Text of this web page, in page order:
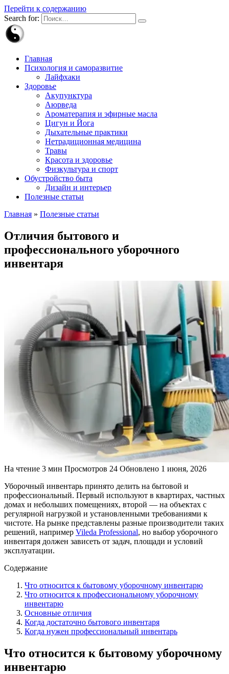
Перейти к содержанию
Search for:
Главная
Психология и саморазвитие
Лайфхаки
Здоровье
Акупунктура
Аюрведа
Ароматерапия и эфирные масла
Цигун и Йога
Дыхательные практики
Нетрадиционная медицина
Травы
Красота и здоровье
Физкультура и спорт
Обустройство быта
Дизайн и интерьер
Полезные статьи
Главная » Полезные статьи
Отличия бытового и
профессионального уборочного
инвентаря
На чтение 3 мин Просмотров 24 Обновлено 1 июня, 2026
Уборочный инвентарь принято делить на бытовой и
профессиональный. Первый используют в квартирах, частных
домах и небольших помещениях, второй — на объектах с
регулярной нагрузкой и установленными требованиями к
чистоте. На рынке представлены разные производители таких
решений, например Vileda Professional, но выбор уборочного
инвентаря должен зависеть от задач, площади и условий
эксплуатации.
Содержание
Что относится к бытовому уборочному инвентарю
Что относится к профессиональному уборочному
инвентарю
Основные отличия
Когда достаточно бытового инвентаря
Когда нужен профессиональный инвентарь
Что относится к бытовому уборочному
инвентарю